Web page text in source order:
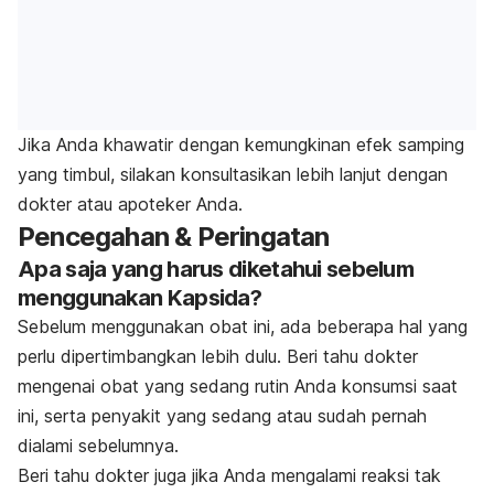
Jika Anda khawatir dengan kemungkinan efek samping
yang timbul, silakan konsultasikan lebih lanjut dengan
dokter atau apoteker Anda.
Pencegahan & Peringatan
Apa saja yang harus diketahui sebelum
menggunakan Kapsida?
Sebelum menggunakan obat ini, ada beberapa hal yang
perlu dipertimbangkan lebih dulu. Beri tahu dokter
mengenai obat yang sedang rutin Anda konsumsi saat
ini, serta penyakit yang sedang atau sudah pernah
dialami sebelumnya.
Beri tahu dokter juga jika Anda mengalami reaksi tak